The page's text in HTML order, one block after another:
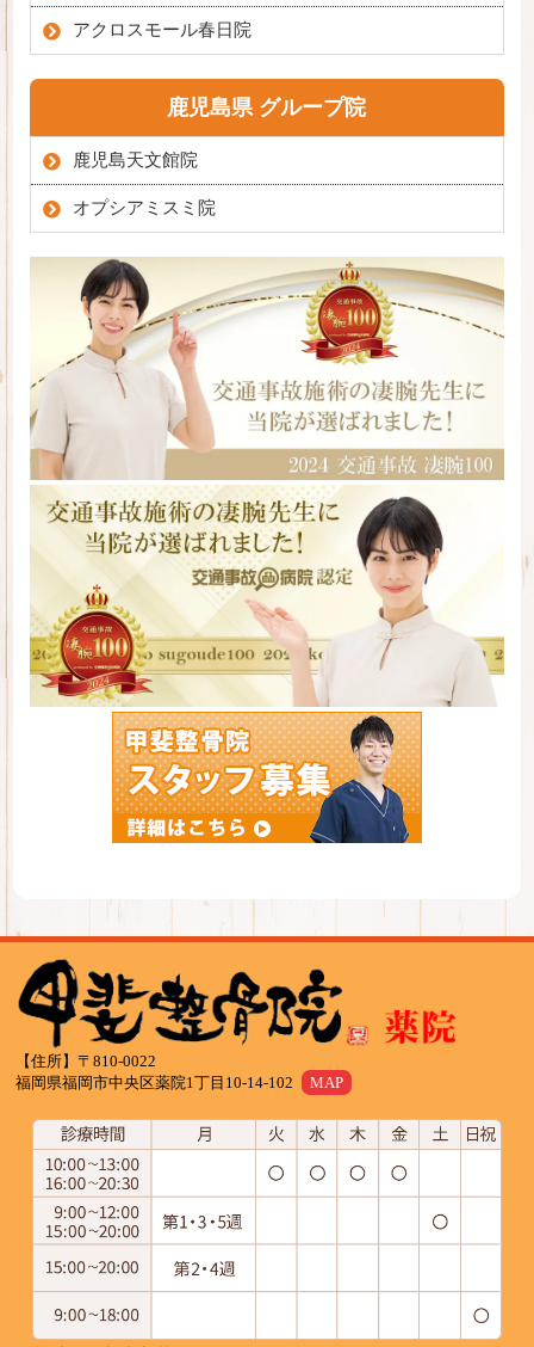
アクロスモール春日院
鹿児島県 グループ院
鹿児島天文館院
オプシアミスミ院
【住所】〒810-0022
福岡県福岡市中央区薬院1丁目10-14-102
MAP